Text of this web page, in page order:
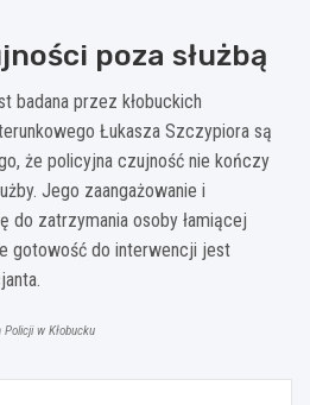
poza służbą
badana przez kłobuckich
Łukasza Szczypiora są
że policyjna czujność nie kończy
Jego zaangażowanie i
do zatrzymania osoby łamiącej
gotowość do interwencji jest
w Kłobucku